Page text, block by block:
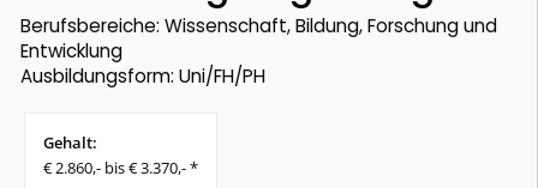
Berufsbereiche: Wissenschaft, Bildung, Forschung und
Entwicklung
Ausbildungsform: Uni/FH/PH
Gehalt:
€ 2.860,- bis € 3.370,- *